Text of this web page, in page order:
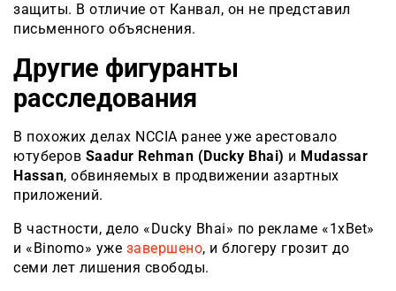
защиты. В отличие от Канвал, он не представил
письменного объяснения.
Другие фигуранты
расследования
В похожих делах NCCIA ранее уже арестовало
ютуберов Saadur Rehman (Ducky Bhai) и Mudassar
Hassan, обвиняемых в продвижении азартных
приложений.
В частности, дело «Ducky Bhai» по рекламе «1xBet»
и «Binomo» уже завершено, и блогеру грозит до
семи лет лишения свободы.